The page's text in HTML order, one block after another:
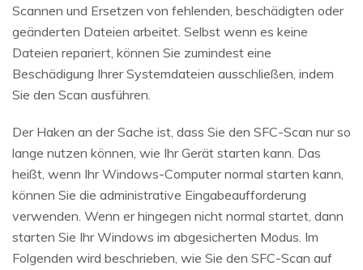
Scannen und Ersetzen von fehlenden, beschädigten oder
geänderten Dateien arbeitet. Selbst wenn es keine
Dateien repariert, können Sie zumindest eine
Beschädigung Ihrer Systemdateien ausschließen, indem
Sie den Scan ausführen.
Der Haken an der Sache ist, dass Sie den SFC-Scan nur so
lange nutzen können, wie Ihr Gerät starten kann. Das
heißt, wenn Ihr Windows-Computer normal starten kann,
können Sie die administrative Eingabeaufforderung
verwenden. Wenn er hingegen nicht normal startet, dann
starten Sie Ihr Windows im abgesicherten Modus. Im
Folgenden wird beschrieben, wie Sie den SFC-Scan auf